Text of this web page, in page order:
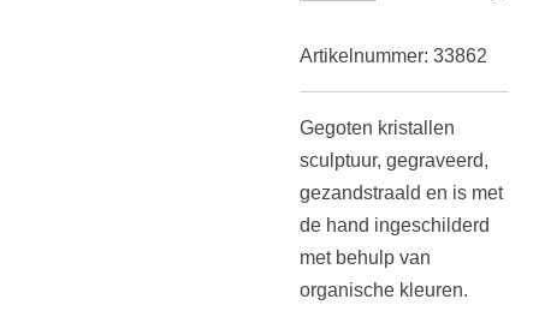
Artikelnummer: 33862
Gegoten kristallen
sculptuur, gegraveerd,
gezandstraald en is met
de hand ingeschilderd
met behulp van
organische kleuren.